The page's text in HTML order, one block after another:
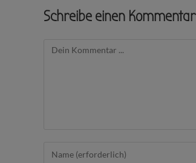
Schreibe einen Kommentar